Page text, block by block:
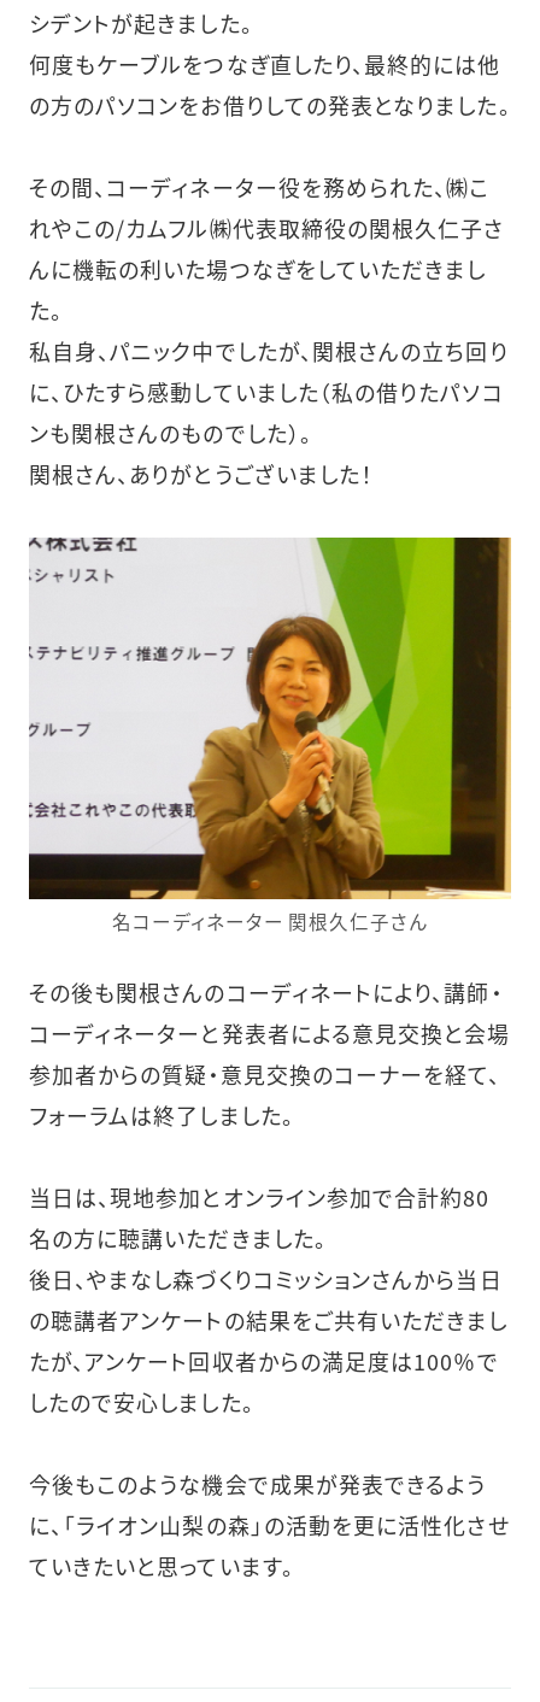
シデントが起きました。
何度もケーブルをつなぎ直したり、最終的には他
の方のパソコンをお借りしての発表となりました。
その間、コーディネーター役を務められた、㈱こ
れやこの/カムフル㈱代表取締役の関根久仁子さ
んに機転の利いた場つなぎをしていただきまし
た。
私自身、パニック中でしたが、関根さんの立ち回り
に、ひたすら感動していました（私の借りたパソコ
ンも関根さんのものでした）。
関根さん、ありがとうございました！
名コーディネーター 関根久仁子さん
その後も関根さんのコーディネートにより、講師・
コーディネーターと発表者による意見交換と会場
参加者からの質疑・意見交換のコーナーを経て、
フォーラムは終了しました。
当日は、現地参加とオンライン参加で合計約80
名の方に聴講いただきました。
後日、やまなし森づくりコミッションさんから当日
の聴講者アンケートの結果をご共有いただきまし
たが、アンケート回収者からの満足度は100％で
したので安心しました。
今後もこのような機会で成果が発表できるよう
に、「ライオン山梨の森」の活動を更に活性化させ
ていきたいと思っています。